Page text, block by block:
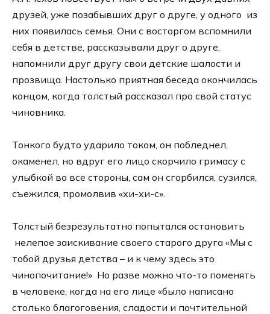
друзей, уже позабывших друг о друге, у одного из
них появилась семья. Они с восторгом вспомнили
себя в детстве, рассказывали друг о друге,
напомнили друг другу свои детские шалости и
прозвища. Настолько приятная беседа окончилась
концом, когда толстый рассказал про свой статус
чиновника.
Тонкого будто ударило током, он побледнел,
окаменел, но вдруг его лицо скорчило гримасу с
улыбкой во все стороны, сам он сгорбился, сузился,
съежился, промолвив «хи-хи-с».
Толстый безрезультатно попытался остановить
нелепое заискивание своего старого друга «Мы с
тобой друзья детства – и к чему здесь это
чинопочитание!» Но разве можно что-то поменять
в человеке, когда на его лице «было написано
столько благоговения, сладости и почтительной